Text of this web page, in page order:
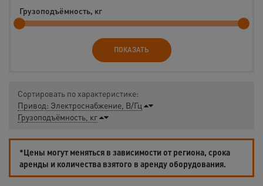
Грузоподъёмность, кг
ПОКАЗАТЬ
Сортировать по характеристике:
Привод: Электроснабжение, В/Гц
Грузоподъёмность, кг
*Цены могут меняться в зависимости от региона, срока
аренды и количества взятого в аренду оборудования.